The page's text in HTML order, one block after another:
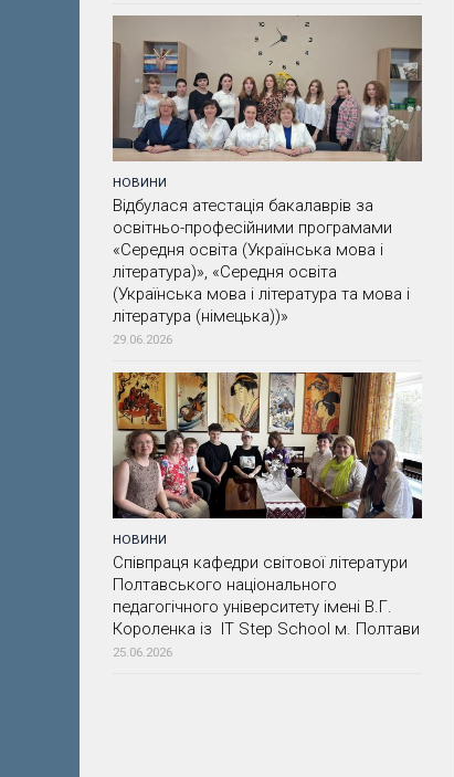
НОВИНИ
Відбулася атестація бакалаврів за
освітньо-професійними програмами
«Середня освіта (Українська мова і
література)», «Середня освіта
(Українська мова і література та мова і
література (німецька))»
29.06.2026
НОВИНИ
Співпраця кафедри світової літератури
Полтавського національного
педагогічного університету імені В.Г.
Короленка із IT Step School м. Полтави
25.06.2026